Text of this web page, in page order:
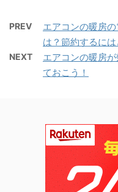
PREV
エアコンの暖房
は？節約するに
NEXT
エアコンの暖房
ておこう！